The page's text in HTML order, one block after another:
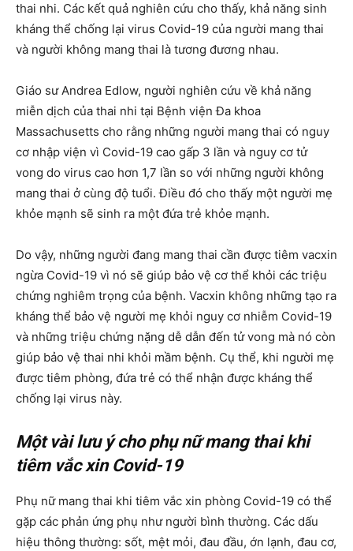
thai nhi. Các kết quả nghiên cứu cho thấy, khả năng sinh
kháng thể chống lại virus Covid-19 của người mang thai
và người không mang thai là tương đương nhau.
Giáo sư Andrea Edlow, người nghiên cứu về khả năng
miễn dịch của thai nhi tại Bệnh viện Đa khoa
Massachusetts cho rằng những người mang thai có nguy
cơ nhập viện vì Covid-19 cao gấp 3 lần và nguy cơ tử
vong do virus cao hơn 1,7 lần so với những người không
mang thai ở cùng độ tuổi. Điều đó cho thấy một người mẹ
khỏe mạnh sẽ sinh ra một đứa trẻ khỏe mạnh.
Do vậy, những người đang mang thai cần được tiêm vacxin
ngừa Covid-19 vì nó sẽ giúp bảo vệ cơ thể khỏi các triệu
chứng nghiêm trọng của bệnh. Vacxin không những tạo ra
kháng thể bảo vệ người mẹ khỏi nguy cơ nhiễm Covid-19
và những triệu chứng nặng dễ dẫn đến tử vong mà nó còn
giúp bảo vệ thai nhi khỏi mầm bệnh. Cụ thể, khi người mẹ
được tiêm phòng, đứa trẻ có thể nhận được kháng thể
chống lại virus này.
Một vài lưu ý cho phụ nữ mang thai khi
tiêm vắc xin Covid-19
Phụ nữ mang thai khi tiêm vắc xin phòng Covid-19 có thể
gặp các phản ứng phụ như người bình thường. Các dấu
hiệu thông thường: sốt, mệt mỏi, đau đầu, ớn lạnh, đau cơ,